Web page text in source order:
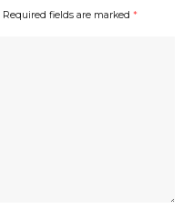
Required fields are marked *